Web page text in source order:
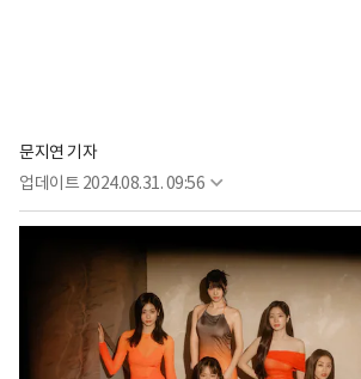
문지연 기자
업데이트 2024.08.31. 09:56